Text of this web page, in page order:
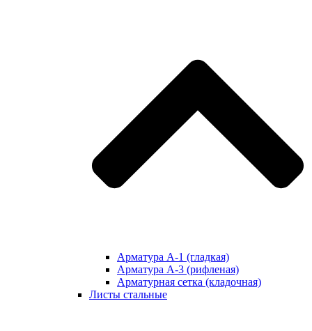
Арматура А-1 (гладкая)
Арматура А-3 (рифленая)
Арматурная сетка (кладочная)
Листы стальные